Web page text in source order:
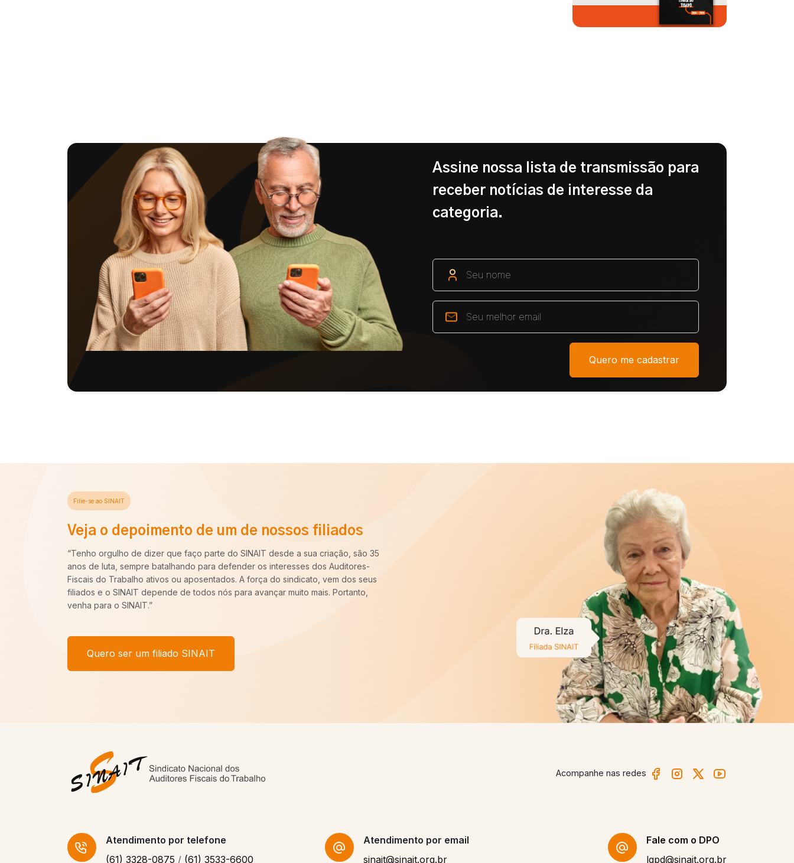
Assine nossa lista de transmissão para
receber notícias de interesse da
categoria.
Quero me cadastrar
Veja o depoimento de um de nossos filiados
“Há cerca de dez anos entrei para a carreira de Auditoria-Fiscal do Trabalho e ao
longo desse período constatei que é imprescindível o trabalho do SINAIT para a
nossa categoria. Uma carreira para ser forte precisa de um Sindicato forte,
sempre pronto para batalhar pelos nossos interesses. E tenho um recado,COM
Quero ser um filiado SINAIT
(61) 3328-0875
sinait@sinait.org.br